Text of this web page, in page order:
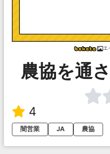
エ
農協を通
4
闇営業
JA 農協